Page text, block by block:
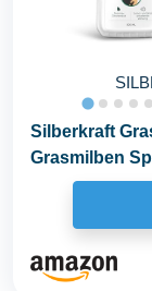
Silberkraft
Grasmilben